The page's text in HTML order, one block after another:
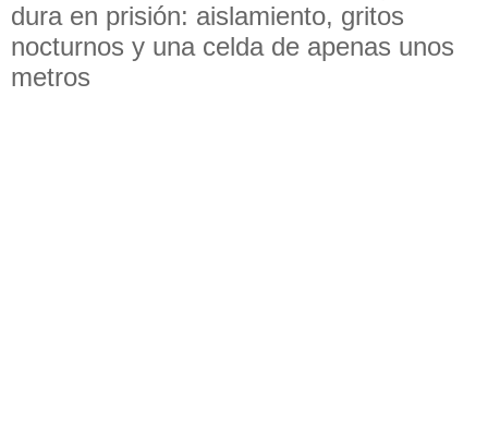
dura en prisión: aislamiento, gritos
nocturnos y una celda de apenas unos
metros